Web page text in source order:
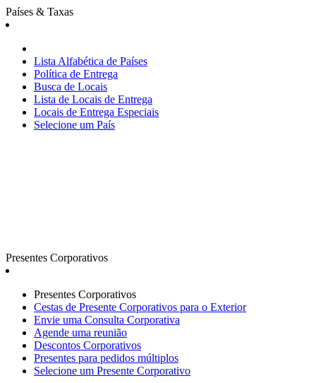
Países & Taxas
Lista Alfabética de Países
Política de Entrega
Busca de Locais
Lista de Locais de Entrega
Locais de Entrega Especiais
Selecione um País
Presentes Corporativos
Presentes Corporativos
Cestas de Presente Corporativos para o Exterior
Envie uma Consulta Corporativa
Agende uma reunião
Descontos Corporativos
Presentes para pedidos múltiplos
Selecione um Presente Corporativo